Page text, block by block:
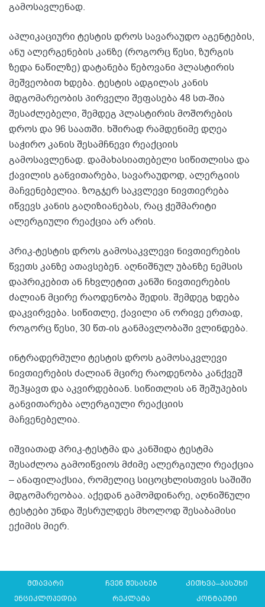
გამოსავლენად.
აპლიკაციური ტესტის დროს სავარაუდო აგენტების,
ანუ ალერგენების კანზე (როგორც წესი, ზურგის
ზედა ნაწილზე) დატანება წებოვანი პლასტირის
მეშვეობით ხდება. ტესტის ადგილას კანის
მდგომარეობის პირველი შეფასება 48 სთ-შია
შესაძლებელი, შემდეგ პლასტირის მოშორების
დროს და 96 საათში. ხშირად რამდენიმე დღეა
საჭირო კანის შესამჩნევი რეაქციის
გამოსავლენად. დამახასიათებელი სიწითლისა და
ქავილის განვითარება, სავარაუდოდ, ალერგიის
მაჩვენებელია. ზოგჯერ საკვლევი ნივთიერება
იწვევს კანის გაღიზიანებას, რაც ჭეშმარიტი
ალერგიული რეაქცია არ არის.
პრიკ-ტესტის დროს გამოსაკვლევი ნივთიერების
წვეთს კანზე ათავსებენ. აღნიშნულ უბანზე ნემსის
დაპრიკებით ან ჩხვლეტით კანში ნივთიერების
ძალიან მცირე რაოდენობა შედის. შემდეგ ხდება
დაკვირვება. სიწითლე, ქავილი ან ორივე ერთად,
როგორც წესი, 30 წთ-ის განმავლობაში ვლინდება.
ინტრადერმული ტესტის დროს გამოსაკვლევი
ნივთიერების ძალიან მცირე რაოდენობა კანქვეშ
შეჰყავთ და აკვირდებიან. სიწითლის ან შეშუპების
განვითარება ალერგიული რეაქციის
მაჩვენებელია.
იშვიათად პრიკ-ტესტმა და კანშიდა ტესტმა
შესაძლოა გამოიწვიოს მძიმე ალერგიული რეაქცია
– ანაფილაქსია, რომელიც სიცოცხლისთვის საშიში
მდგომარეობაა. აქედან გამომდინარე, აღნიშნული
ტესტები უნდა შესრულდეს მხოლოდ შესაბამისი
ექიმის მიერ.
მთავარი ჩვენ შესახებ
კითხვა–პასუხი
ენციკლოპედია
რეკლამა კონტაქტი